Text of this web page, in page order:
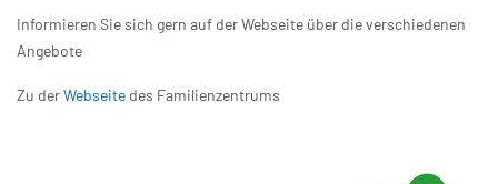
Informieren Sie sich gern auf der Webseite über die verschiedenen
Angebote
Zu derWebseite des Familienzentrums